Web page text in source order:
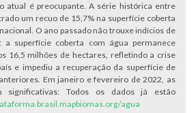
atual é preocupante. A série histórica entre
um recuo de 15,7% na superfície coberta
O ano passado não trouxe indícios de
a superfície coberta com água permanece
16,5 milhões de hectares, refletindo a crise
e impediu a recuperação da superfície de
Em janeiro e fevereiro de 2022, as
significativas: Todos os dados já estão
agua